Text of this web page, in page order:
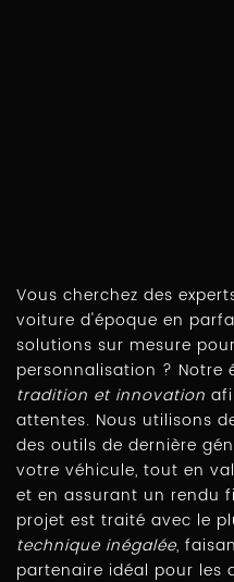
Vous cherchez des
voiture d'époque en
solutions sur mesure
personnalisation ? Notre
tradition et innovation
attentes. Nous utilisons
des outils de dernière
votre véhicule, tout en
et en assurant un rendu
projet est traité avec le
technique inégalée,
partenaire idéal pour les